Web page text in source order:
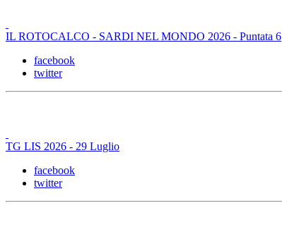
IL ROTOCALCO - SARDI NEL MONDO 2026 - Puntata 6
facebook
twitter
TG LIS 2026 - 29 Luglio
facebook
twitter